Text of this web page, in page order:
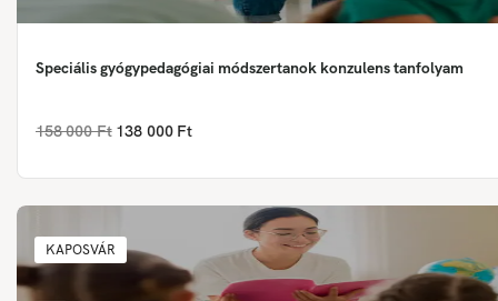
Speciális gyógypedagógiai módszertanok konzulens tanfolyam
158 000 Ft 138 000 Ft
KAPOSVÁR